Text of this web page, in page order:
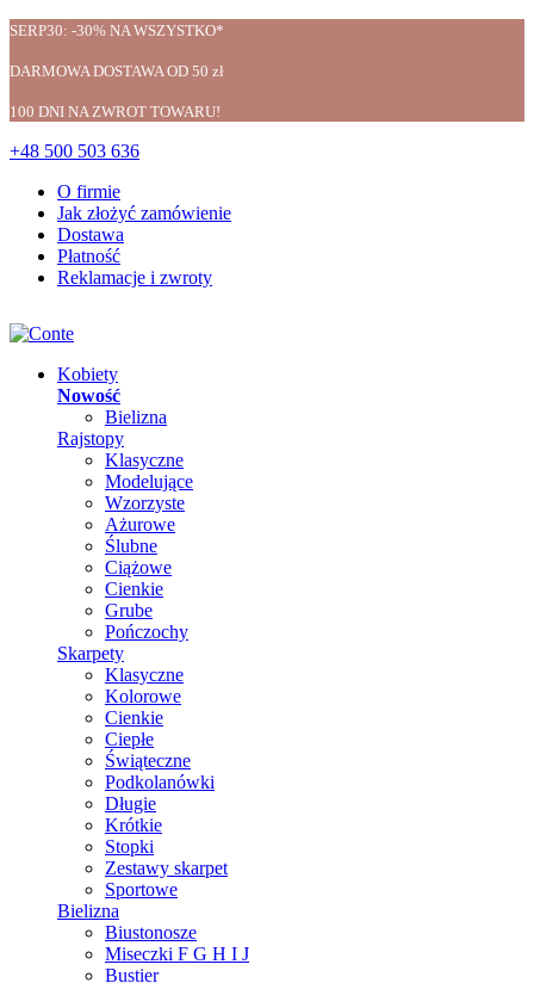
SERP30: -30% NA WSZYSTKO*
DARMOWA DOSTAWA OD 50 zł
100 DNI NA ZWROT TOWARU!
+48 500 503 636
O firmie
Jak złożyć zamówienie
Dostawa
Płatność
Reklamacje i zwroty
Kobiety
Nowość
Bielizna
Rajstopy
Klasyczne
Modelujące
Wzorzyste
Ażurowe
Ślubne
Ciążowe
Cienkie
Grube
Pończochy
Skarpety
Klasyczne
Kolorowe
Cienkie
Ciepłe
Świąteczne
Podkolanówki
Długie
Krótkie
Stopki
Zestawy skarpet
Sportowe
Bielizna
Biustonosze
Miseczki F G H I J
Bustier